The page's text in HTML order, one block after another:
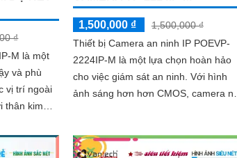
₫
M là một
và phù
vị trí ngoài
thời tiết
1,500,000 ₫
1,500,000 ₫
Thiết bị Camera an ninh IP POEVP-
2224IP-M là một lựa chọn hoàn hảo
cho việc giám sát an ninh. Với hình
ảnh sáng hơn hơn CMOS, camera